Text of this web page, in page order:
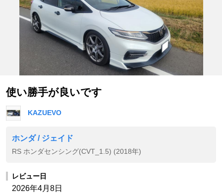
使い勝手が良いです
KAZUEVO
ホンダ / ジェイド
RS ホンダセンシング(CVT_1.5) (2018年)
レビュー日
2026年4月8日